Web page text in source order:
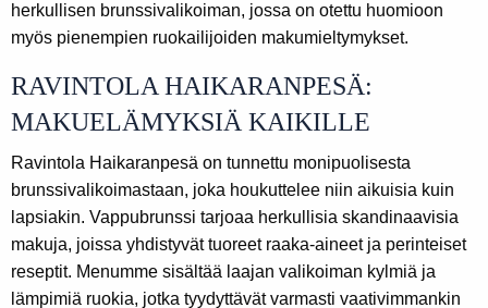
herkullisen brunssivalikoiman, jossa on otettu huomioon
myös pienempien ruokailijoiden makumieltymykset.
RAVINTOLA HAIKARANPESÄ:
MAKUELÄMYKSIÄ KAIKILLE
Ravintola Haikaranpesä on tunnettu monipuolisesta
brunssivalikoimastaan, joka houkuttelee niin aikuisia kuin
lapsiakin. Vappubrunssi tarjoaa herkullisia skandinaavisia
makuja, joissa yhdistyvät tuoreet raaka-aineet ja perinteiset
reseptit. Menumme sisältää laajan valikoiman kylmiä ja
lämpimiä ruokia, jotka tyydyttävät varmasti vaativimmankin